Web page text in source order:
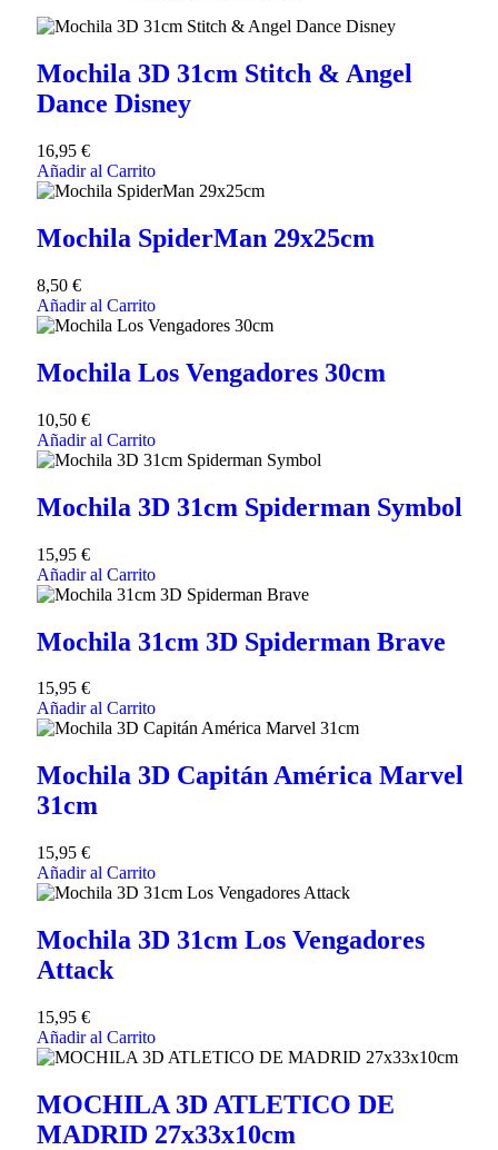
Mochila 3D 31cm Stitch & Angel
Dance Disney
16,95 €
Añadir al Carrito
Mochila SpiderMan 29x25cm
8,50 €
Añadir al Carrito
Mochila Los Vengadores 30cm
10,50 €
Añadir al Carrito
Mochila 3D 31cm Spiderman Symbol
15,95 €
Añadir al Carrito
Mochila 31cm 3D Spiderman Brave
15,95 €
Añadir al Carrito
Mochila 3D Capitán América Marvel
31cm
15,95 €
Añadir al Carrito
Mochila 3D 31cm Los Vengadores
Attack
15,95 €
Añadir al Carrito
MOCHILA 3D ATLETICO DE
MADRID 27x33x10cm